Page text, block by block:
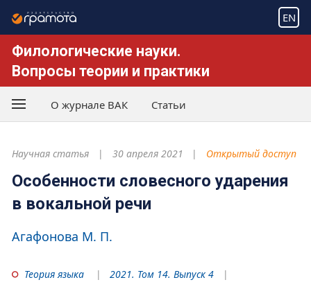
EN
Филологические науки.
Вопросы теории и практики
О журнале ВАК Статьи
Научная статья 30 апреля 2021 Открытый доступ
Особенности словесного ударения
в вокальной речи
Агафонова М. П.
Теория языка
2021. Том 14. Выпуск 4